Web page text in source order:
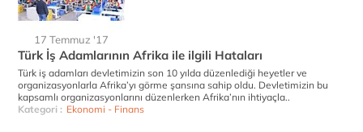
17 Temmuz '17
Türk İş Adamlarının Afrika ile ilgili Hataları
Türk iş adamları devletimizin son 10 yılda düzenlediği heyetler ve
organizasyonlarla Afrika’yı görme şansına sahip oldu. Devletimizin bu
kapsamlı organizasyonlarını düzenlerken Afrika’nın ihtiyaçla..
Kategori : Ekonomi - Finans